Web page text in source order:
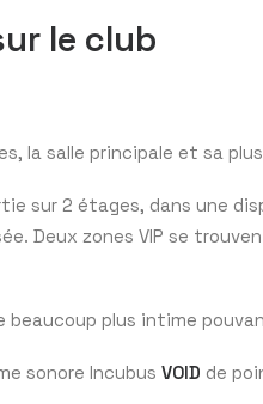
le club
la salle principale et sa
sur 2 étages, dans une
Deux zones VIP se
beaucoup plus intime
sonore Incubus VOID de